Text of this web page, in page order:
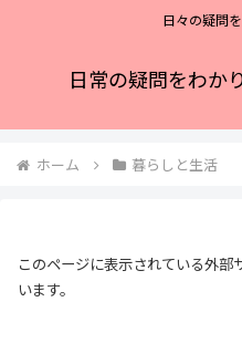
日々の疑問
日常の疑問をわか
ホーム 暮らしと生活
このページに表示されている外
います。